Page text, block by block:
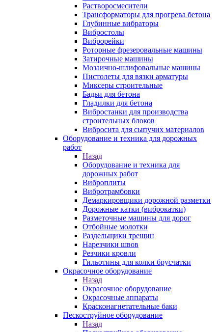
Растворосмесители
Трансформаторы для прогрева бетона
Глубинные вибраторы
Вибростолы
Виброрейки
Роторные фрезеровальные машины
Затирочные машины
Мозаично-шлифовальные машины
Пистолеты для вязки арматуры
Миксеры строительные
Бадьи для бетона
Гладилки для бетона
Вибростанки для производства
строительных блоков
Вибросита для сыпучих материалов
Оборудование и техника для дорожных
работ
Назад
Оборудование и техника для
дорожных работ
Виброплиты
Вибротрамбовки
Демаркировщики дорожной разметки
Дорожные катки (виброкатки)
Разметочные машины для дорог
Отбойные молотки
Раздельщики трещин
Нарезчики швов
Резчики кровли
Гильотины для колки брусчатки
Окрасочное оборудование
Назад
Окрасочное оборудование
Окрасочные аппараты
Красконагнетательные баки
Пескоструйное оборудование
Назад